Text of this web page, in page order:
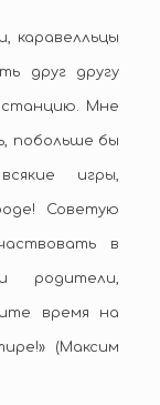
каравелльцы
друг другу
Мне
побольше бы
игры,
Советую
в
родители,
время на
(Максим